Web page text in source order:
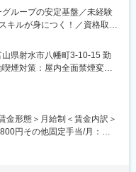
多様なニーズに応えていま
ル容器ライン（2,000万本）
本）
合わせたバッチサイズでの
な生産が可能
された第2製造棟
のパイオニアである当社グ
ループの安定基盤／未経験
キルが身につく！／資格取得
製品などに使われる「特殊
す・品質を整える・型に流
きます。
県射水市八幡町3-10-15 勤
煙対策：屋内全面禁煙変更
金形態＞月給制＜賃金内訳＞
円その他固定手当/月：